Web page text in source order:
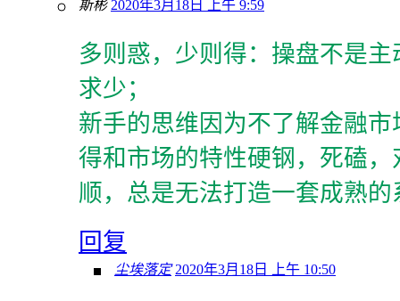
斯彬 2020年3月18日 上午 9:59
多则惑，少则得：操盘不是
求少；
新手的思维因为不了解金融
得和市场的特性硬钢，死磕
顺，总是无法打造一套成熟的
回复
尘埃落定 2020年3月18日 上午 10:50